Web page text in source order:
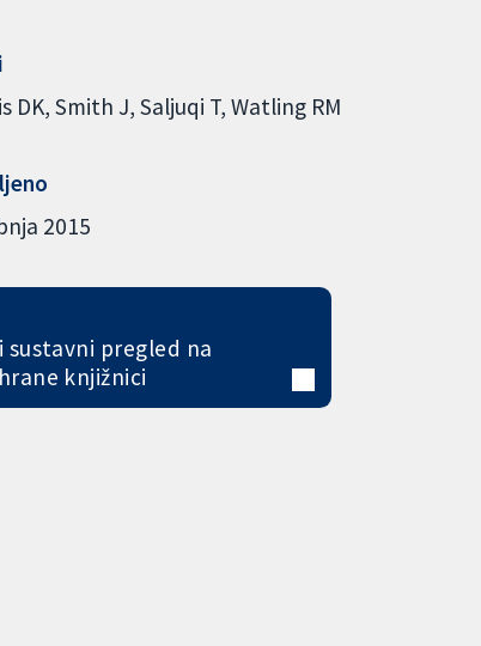
DK Smith J Saljuqi T Watling RM
2015
sustavni pregled na
knjižnici